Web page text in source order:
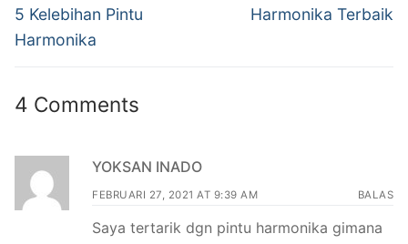
5 Kelebihan Pintu
Harmonika
Harmonika Terbaik
4 Comments
YOKSAN INADO
FEBRUARI 27, 2021 AT 9:39 AM BALAS
Saya tertarik dgn pintu harmonika gimana